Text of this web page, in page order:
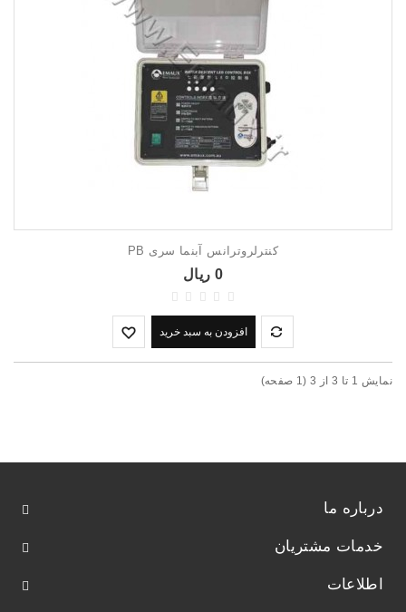
کنترلروترانس آبنما سری PB
0 ریال
افزودن به سبد خرید
نمايش 1 تا 3 از 3 (1 صفحه)
درباره ما
خدمات مشتریان
اطلاعات